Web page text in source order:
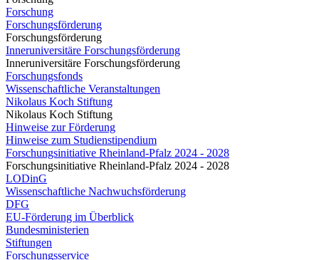
Forschung
Forschungsförderung
Forschungsförderung
Inneruniversitäre Forschungsförderung
Inneruniversitäre Forschungsförderung
Forschungsfonds
Wissenschaftliche Veranstaltungen
Nikolaus Koch Stiftung
Nikolaus Koch Stiftung
Hinweise zur Förderung
Hinweise zum Studienstipendium
Forschungsinitiative Rheinland-Pfalz 2024 - 2028
Forschungsinitiative Rheinland-Pfalz 2024 - 2028
LODinG
Wissenschaftliche Nachwuchsförderung
DFG
EU-Förderung im Überblick
Bundesministerien
Stiftungen
Forschungsservice